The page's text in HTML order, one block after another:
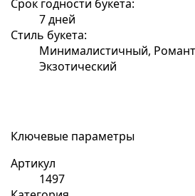
Срок годности букета:
7 дней
Стиль букета:
Минималистичный,
Экзотический
Ключевые параметры
Артикул
1497